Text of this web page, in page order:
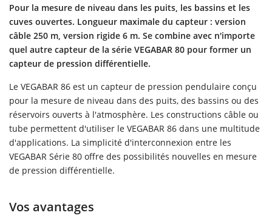
Pour la mesure de niveau dans les puits, les bassins et les
cuves ouvertes. Longueur maximale du capteur : version
câble 250 m, version rigide 6 m. Se combine avec n'importe
quel autre capteur de la série VEGABAR 80 pour former un
capteur de pression différentielle.
Le VEGABAR 86 est un capteur de pression pendulaire conçu
pour la mesure de niveau dans des puits, des bassins ou des
réservoirs ouverts à l'atmosphère. Les constructions câble ou
tube permettent d'utiliser le VEGABAR 86 dans une multitude
d'applications. La simplicité d'interconnexion entre les
VEGABAR Série 80 offre des possibilités nouvelles en mesure
de pression différentielle.
Vos avantages